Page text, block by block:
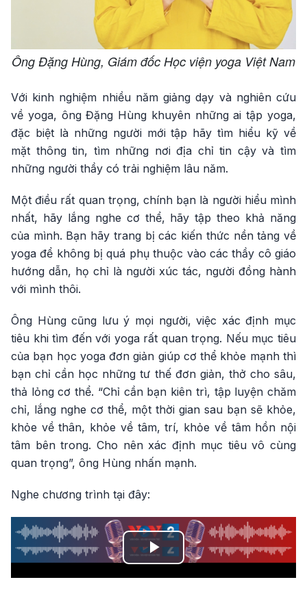
Ông Đặng Hùng, Giám đốc Học viện yoga Việt Nam
Với kinh nghiệm nhiều năm giảng dạy và nghiên cứu
về yoga, ông Đặng Hùng khuyên những ai tập yoga,
đặc biệt là những người mới tập hãy tìm hiểu kỹ về
mặt thông tin, tìm những nơi địa chỉ tin cậy và tìm
những người thầy có trải nghiệm lâu năm.
Một điều rất quan trọng, chính bạn là người hiểu mình
nhất, hãy lắng nghe cơ thể, hãy tập theo khả năng
của mình. Bạn hãy trang bị các kiến thức nền tảng về
yoga để không bị quá phụ thuộc vào các thầy cô giáo
hướng dẫn, họ chỉ là người xúc tác, người đồng hành
với mình thôi.
Ông Hùng cũng lưu ý mọi người, việc xác định mục
tiêu khi tìm đến với yoga rất quan trọng. Nếu mục tiêu
của bạn học yoga đơn giản giúp cơ thể khỏe mạnh thì
bạn chỉ cần học những tư thế đơn giản, thở cho sâu,
thả lỏng cơ thể. “Chỉ cần bạn kiên trì, tập luyện chăm
chỉ, lắng nghe cơ thể, một thời gian sau bạn sẽ khỏe,
khỏe về thân, khỏe về tâm, trí, khỏe về tâm hồn nội
tâm bên trong. Cho nên xác định mục tiêu vô cùng
quan trọng”, ông Hùng nhấn mạnh.
Nghe chương trình tại đây:
Play